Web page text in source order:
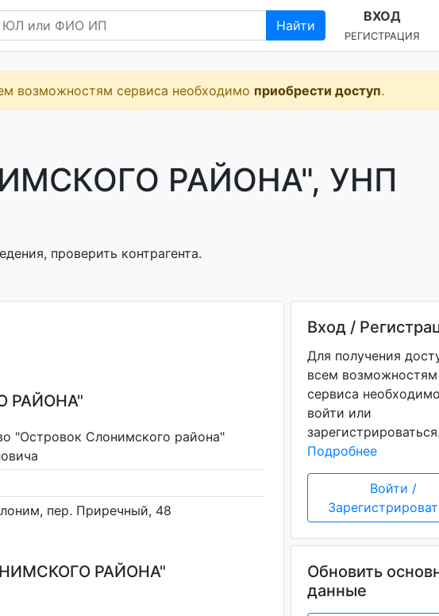
Найти
ВХОД
РЕГИСТРАЦИЯ
возможностям сервиса необходимо приобрести доступ.
РАЙОНА", УНП
проверить контрагента.
РАЙОНА"
"Островок Слонимского района"
пер. Приречный, 48
РАЙОНА"
Вход /
Для получения
всем возможностям
сервиса
войти или
Подробнее
Войти /
Обновить
данные